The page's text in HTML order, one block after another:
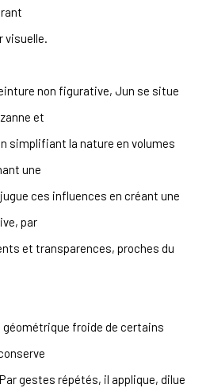
visuelle.
non figurative, Jun se situe
et
simplifiant la nature en volumes
une
ces influences en créant une
par
et transparences, proches du
géométrique froide de certains
gestes répétés, il applique, dilue